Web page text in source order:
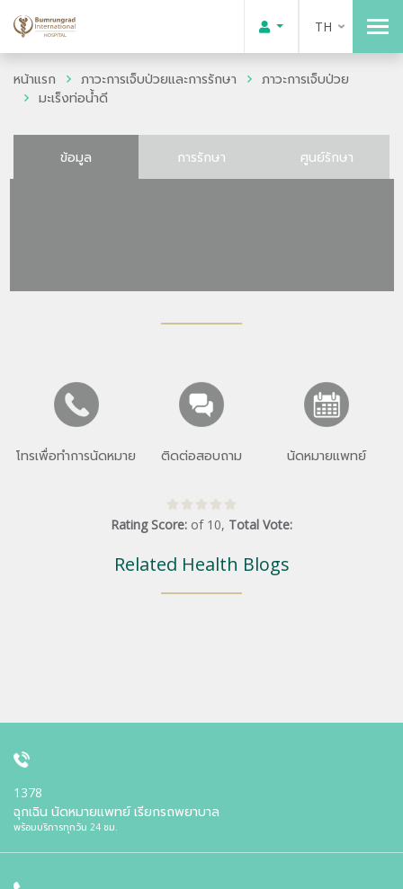
TH
หน้าแรก ภาวะการเจ็บป่วยและการรักษา
ภาวะการเจ็บป่วย
มะเร็งท่อน้ำดี
ข้อมูล การรักษา ศูนย์รักษา
โทรเพื่อทำการนัดหมาย ติดต่อสอบถาม นัดหมายแพทย์
Rating Score: of 10, Total Vote:
Related Health Blogs
1378
ฉุกเฉิน นัดหมายแพทย์ เรียกรถพยาบาล
พร้อมบริการทุกวัน 24 ชม.